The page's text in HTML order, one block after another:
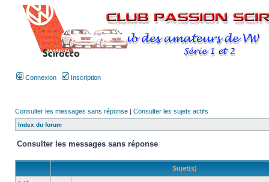
Connexion Inscription
Consulter les messages sans réponse | Consulter les sujets actifs
Index du forum
Consulter les messages sans réponse
Sujet(s)